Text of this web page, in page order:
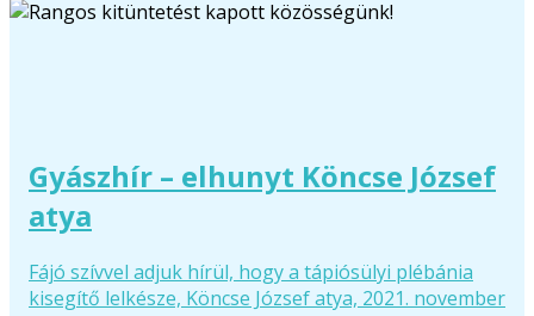
Gyászhír – elhunyt Köncse József
atya
Fájó szívvel adjuk hírül, hogy a tápiósülyi plébánia
kisegítő lelkésze, Köncse József atya, 2021. november